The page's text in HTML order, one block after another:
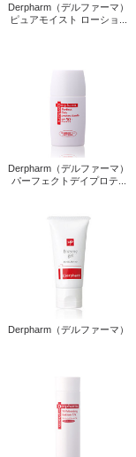
Derpharm（デルファーマ）
ピュアモイスト ローショ...
Derpharm（デルファーマ）
パーフェクトデイプロテ...
Derpharm（デルファーマ）